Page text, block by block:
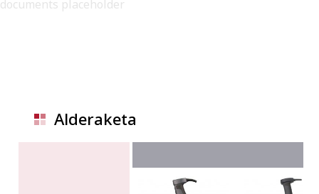
documents placeholder
Alderaketa